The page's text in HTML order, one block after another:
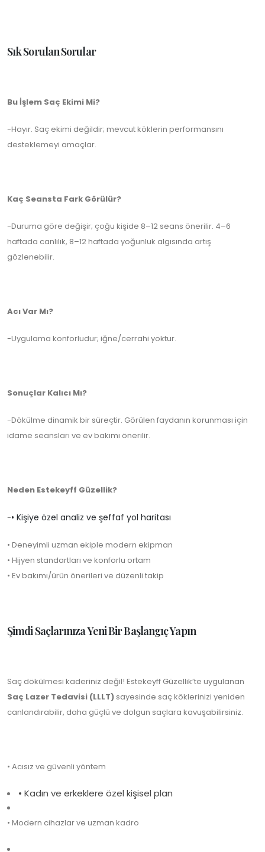
Sık Sorulan Sorular
Bu İşlem Saç Ekimi Mi?
-Hayır. Saç ekimi değildir; mevcut köklerin performansını
desteklemeyi amaçlar.
Kaç Seansta Fark Görülür?
-Duruma göre değişir; çoğu kişide 8–12 seans önerilir. 4–6
haftada canlılık, 8–12 haftada yoğunluk algısında artış
gözlenebilir.
Acı Var Mı?
-Uygulama konforludur; iğne/cerrahi yoktur.
Sonuçlar Kalıcı Mı?
-Dökülme dinamik bir süreçtir. Görülen faydanın korunması için
idame seansları ve ev bakımı önerilir.
Neden Estekeyff Güzellik?
-• Kişiye özel analiz ve şeffaf yol haritası
• Deneyimli uzman ekiple modern ekipman
• Hijyen standartları ve konforlu ortam
• Ev bakımı/ürün önerileri ve düzenli takip
Şimdi Saçlarınıza Yeni Bir Başlangıç Yapın
Saç dökülmesi kaderiniz değil! Estekeyff Güzellik’te uygulanan
Saç Lazer Tedavisi (LLLT) sayesinde saç köklerinizi yeniden
canlandırabilir, daha güçlü ve dolgun saçlara kavuşabilirsiniz.
• Acısız ve güvenli yöntem
• Kadın ve erkeklere özel kişisel plan
• Modern cihazlar ve uzman kadro